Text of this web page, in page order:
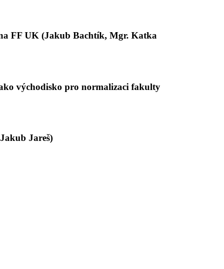
FF UK (Jakub Bachtík, Mgr. Katka
východisko pro normalizaci fakulty
Jareš)